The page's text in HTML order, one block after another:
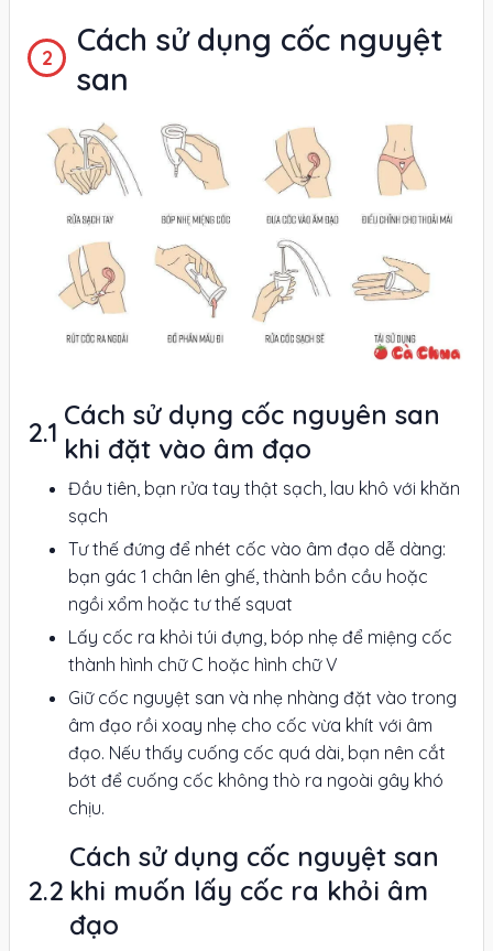
Cách sử dụng cốc nguyệt
san
Cách sử dụng cốc nguyên san
khi đặt vào âm đạo
Đầu tiên, bạn rửa tay thật sạch, lau khô với khăn
sạch
Tư thế đứng để nhét cốc vào âm đạo dễ dàng:
bạn gác 1 chân lên ghế, thành bồn cầu hoặc
ngồi xổm hoặc tư thế squat
Lấy cốc ra khỏi túi đựng, bóp nhẹ để miệng cốc
thành hình chữ C hoặc hình chữ V
Giữ cốc nguyệt san và nhẹ nhàng đặt vào trong
âm đạo rồi xoay nhẹ cho cốc vừa khít với âm
đạo. Nếu thấy cuống cốc quá dài, bạn nên cắt
bớt để cuống cốc không thò ra ngoài gây khó
chịu.
Cách sử dụng cốc nguyệt san
khi muốn lấy cốc ra khỏi âm
đạo